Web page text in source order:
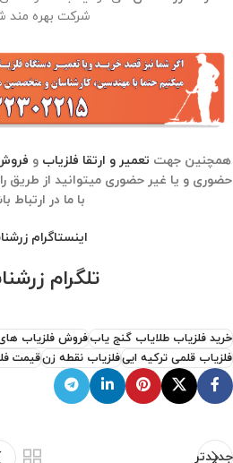
شرکت بهره مند
همچنین جهت تعمیر و ارتقا فلزیاب و
حضوری و یا غیر حضوری میتوانید از طریق
با ما در ارتباط
اینستاگرام
تلگرام
خرید فلزیاب طلایاب گنج یابفروش فلزیاب
فلزیاب قلمی ترکیه اییفلزیاب نقطه زنقیمت
جدیدتر